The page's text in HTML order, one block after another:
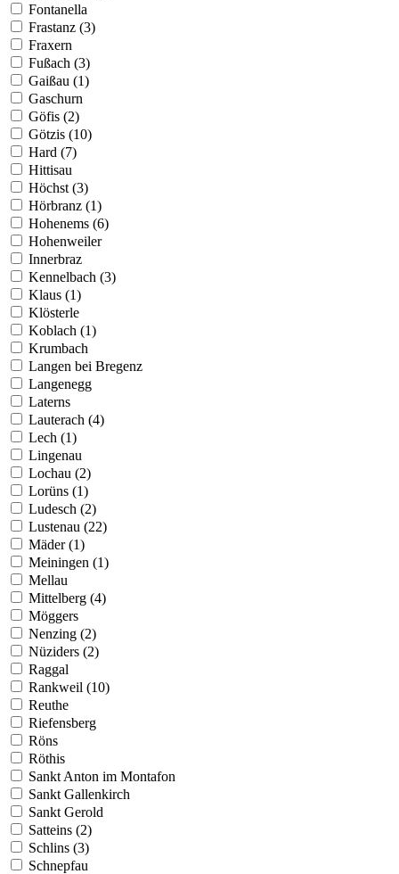
Fontanella
Frastanz (3)
Fraxern
Fußach (3)
Gaißau (1)
Gaschurn
Göfis (2)
Götzis (10)
Hard (7)
Hittisau
Höchst (3)
Hörbranz (1)
Hohenems (6)
Hohenweiler
Innerbraz
Kennelbach (3)
Klaus (1)
Klösterle
Koblach (1)
Krumbach
Langen bei Bregenz
Langenegg
Laterns
Lauterach (4)
Lech (1)
Lingenau
Lochau (2)
Lorüns (1)
Ludesch (2)
Lustenau (22)
Mäder (1)
Meiningen (1)
Mellau
Mittelberg (4)
Möggers
Nenzing (2)
Nüziders (2)
Raggal
Rankweil (10)
Reuthe
Riefensberg
Röns
Röthis
Sankt Anton im Montafon
Sankt Gallenkirch
Sankt Gerold
Satteins (2)
Schlins (3)
Schnepfau